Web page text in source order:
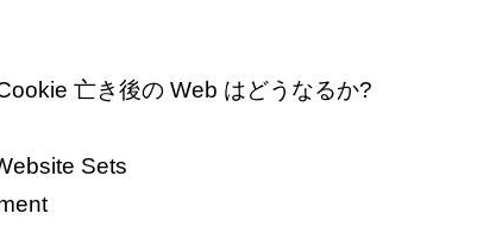
亡き後の Web はどうなるか?
Sets